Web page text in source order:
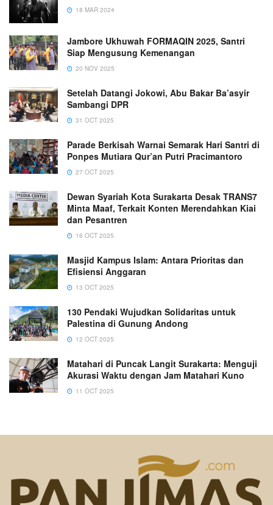
18 MAR 2024
Jambore Ukhuwah FORMAQIN 2025, Santri
Siap Mengusung Kemenangan
20 NOV 2025
Setelah Datangi Jokowi, Abu Bakar Ba’asyir
Sambangi DPR
31 OCT 2025
Parade Berkisah Warnai Semarak Hari Santri di
Ponpes Mutiara Qur’an Putri Pracimantoro
27 OCT 2025
Dewan Syariah Kota Surakarta Desak TRANS7
Minta Maaf, Terkait Konten Merendahkan Kiai
dan Pesantren
16 OCT 2025
Masjid Kampus Islam: Antara Prioritas dan
Efisiensi Anggaran
13 OCT 2025
130 Pendaki Wujudkan Solidaritas untuk
Palestina di Gunung Andong
12 OCT 2025
Matahari di Puncak Langit Surakarta: Menguji
Akurasi Waktu dengan Jam Matahari Kuno
11 OCT 2025